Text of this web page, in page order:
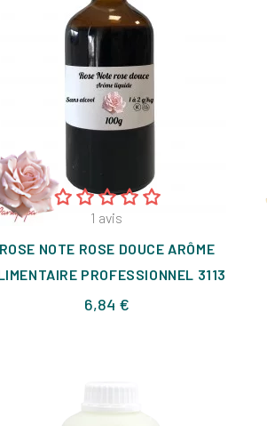
1 avis
ROSE NOTE ROSE DOUCE ARÔME
PROFESSIONNEL 3113
6,84 €Prix